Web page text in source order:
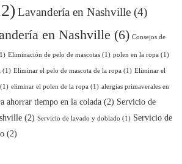
Lavandería en Nashville (4)
en Nashville (6) Consejos de
Eliminación de pelo de mascotas (1) polen en la ropa (1)
(1) Eliminar el pelo de mascota de la ropa (1) Eliminar el
(1) eliminar el polen de la ropa (1) alergias primaverales en
ahorrar tiempo en la colada (2) Servicio de
(2) Servicio de lavado y doblado (1) Servicio de
(2)